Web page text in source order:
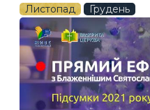
Листопад
Грудень